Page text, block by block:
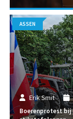
Erik Smit
Boerenprotest bij
ASSEN